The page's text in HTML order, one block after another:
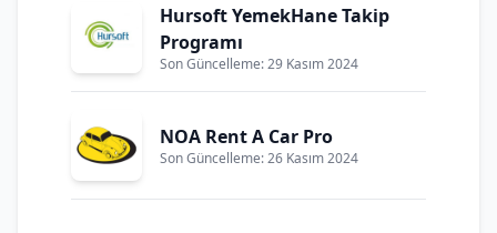
Hursoft YemekHane Takip
Programı
Son Güncelleme: 29 Kasım 2024
NOA Rent A Car Pro
Son Güncelleme: 26 Kasım 2024